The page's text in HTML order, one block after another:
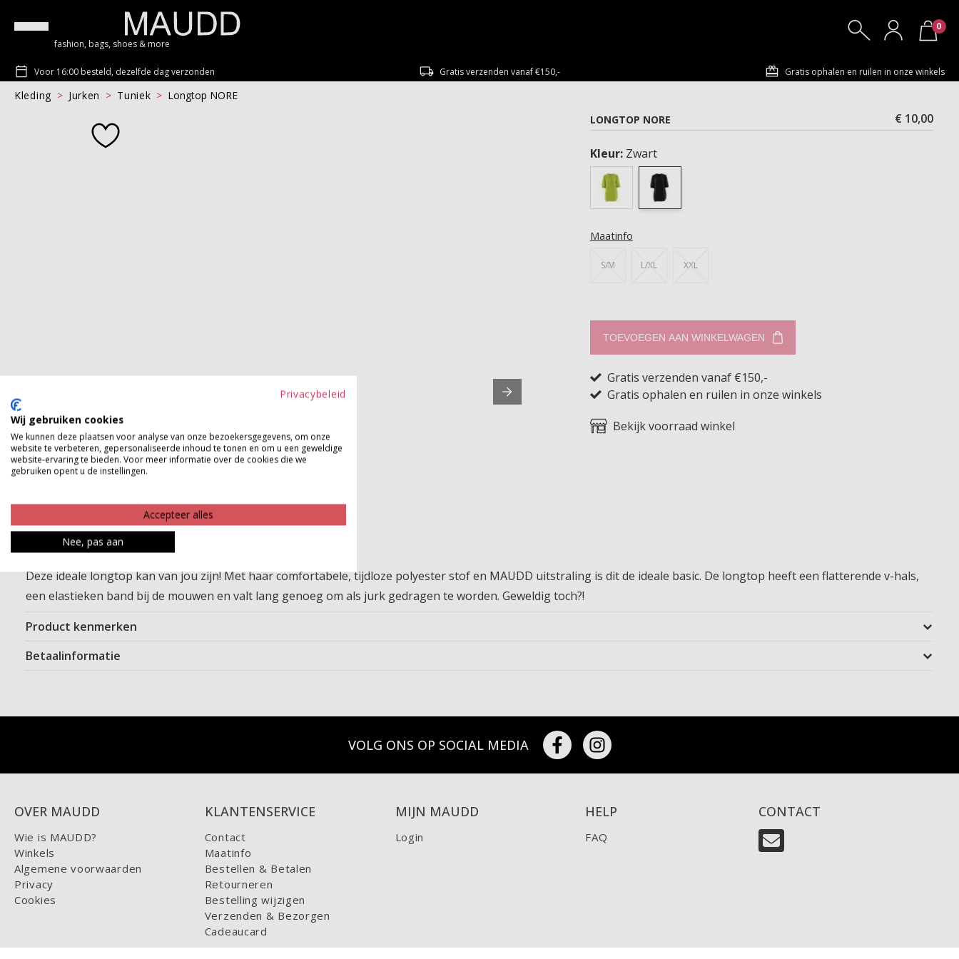
fashion, bags, shoes & more
0
Voor 16:00 besteld, dezelfde dag verzonden Gratis verzenden vanaf €150,- Gratis ophalen en ruilen in onze winkels
Kleding Jurken Tuniek
Longtop NORE
LONGTOP NORE
€ 10,00
Kleur: Zwart
Maatinfo
S/M L/XL XXL
TOEVOEGEN AAN WINKELWAGEN
Gratis verzenden vanaf €150,-
Gratis ophalen en ruilen in onze winkels
Bekijk voorraad winkel
Deze ideale longtop kan van jou zijn! Met haar comfortabele, tijdloze polyester stof en MAUDD uitstraling is dit de ideale basic. De longtop heeft een flatterende v-hals,
een elastieken band bij de mouwen en valt lang genoeg om als jurk gedragen te worden. Geweldig toch?!
Product kenmerken
Betaalinformatie
VOLG ONS OP SOCIAL MEDIA
OVER MAUDD
Wie is MAUDD?
Winkels
Algemene voorwaarden
Privacy
Cookies
KLANTENSERVICE
Contact
Maatinfo
Bestellen & Betalen
Retourneren
Bestelling wijzigen
Verzenden & Bezorgen
Cadeaucard
MIJN MAUDD
Login
HELP
FAQ
CONTACT
Privacybeleid
Wij gebruiken cookies
We kunnen deze plaatsen voor analyse van onze bezoekersgegevens, om onze
website te verbeteren, gepersonaliseerde inhoud te tonen en om u een geweldige
website-ervaring te bieden. Voor meer informatie over de cookies die we
gebruiken opent u de instellingen.
Accepteer alles
Nee, pas aan